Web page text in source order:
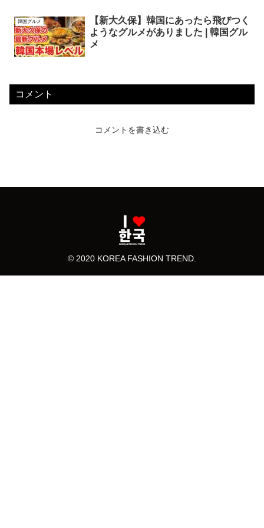
韓国グルメ
【新大久保】韓国にあったら飛びつく
ようなグルメがありました | 韓国グル
メ
コメント
コメントを書き込む
© 2020 KOREA FASHION TREND.